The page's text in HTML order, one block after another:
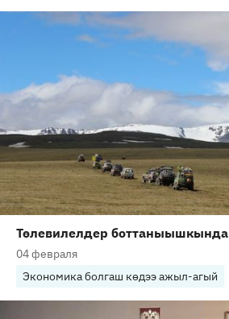
Төлевилелдер боттаныышкында
04 февраля
Экономика болгаш көдээ ажыл-агый